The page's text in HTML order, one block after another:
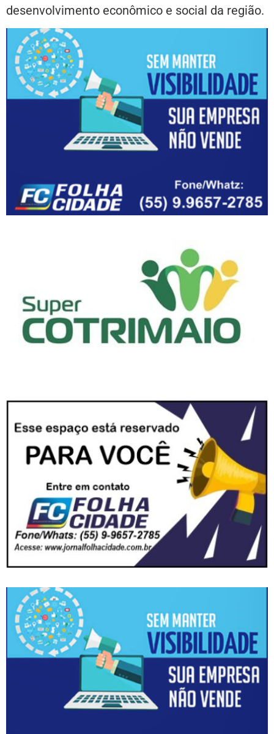
desenvolvimento econômico e social da região.